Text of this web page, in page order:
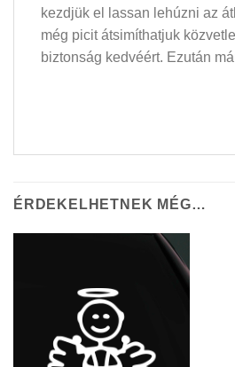
kezdjük el lassan lehúzni az
még picit átsimíthatjuk
biztonság kedvéért. Ezután
ÉRDEKELHETNEK MÉG…